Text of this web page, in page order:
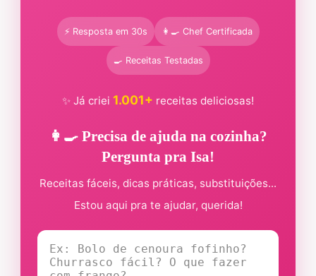
⚡ Resposta em 30s 👩‍🍳 Chef Certificada
🍳 Receitas Testadas
✨ Já criei 1.001+ receitas deliciosas!
👩‍🍳 Precisa de ajuda na cozinha?
Pergunta pra Isa!
Receitas fáceis, dicas práticas, substituições...
Estou aqui pra te ajudar, querida!